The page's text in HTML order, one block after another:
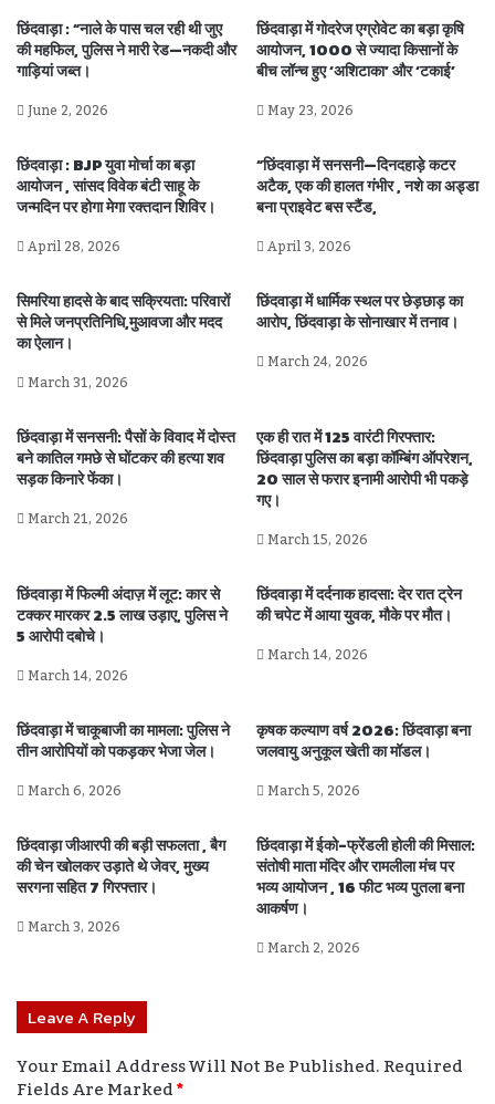
छिंदवाड़ा : “नाले के पास चल रही थी जुए
की महफिल, पुलिस ने मारी रेड—नकदी और
गाड़ियां जब्त।
June 2, 2026
छिंदवाड़ा में गोदरेज एग्रोवेट का बड़ा कृषि
आयोजन, 1000 से ज्यादा किसानों के
बीच लॉन्च हुए ‘अशिटाका’ और ‘टकाई’
May 23, 2026
छिंदवाड़ा : BJP युवा मोर्चा का बड़ा
आयोजन , सांसद विवेक बंटी साहू के
जन्मदिन पर होगा मेगा रक्तदान शिविर।
April 28, 2026
“छिंदवाड़ा में सनसनी—दिनदहाड़े कटर
अटैक, एक की हालत गंभीर , नशे का अड्डा
बना प्राइवेट बस स्टैंड,
April 3, 2026
सिमरिया हादसे के बाद सक्रियता: परिवारों
से मिले जनप्रतिनिधि,मुआवजा और मदद
का ऐलान।
March 31, 2026
छिंदवाड़ा में धार्मिक स्थल पर छेड़छाड़ का
आरोप, छिंदवाड़ा के सोनाखार में तनाव।
March 24, 2026
छिंदवाड़ा में सनसनी: पैसों के विवाद में दोस्त
बने कातिल गमछे से घोंटकर की हत्या शव
सड़क किनारे फेंका।
March 21, 2026
एक ही रात में 125 वारंटी गिरफ्तार:
छिंदवाड़ा पुलिस का बड़ा कॉम्बिंग ऑपरेशन,
20 साल से फरार इनामी आरोपी भी पकड़े
गए।
March 15, 2026
छिंदवाड़ा में फिल्मी अंदाज़ में लूट: कार से
टक्कर मारकर 2.5 लाख उड़ाए, पुलिस ने
5 आरोपी दबोचे।
March 14, 2026
छिंदवाड़ा में दर्दनाक हादसा: देर रात ट्रेन
की चपेट में आया युवक, मौके पर मौत।
March 14, 2026
छिंदवाड़ा में चाकूबाजी का मामला: पुलिस ने
तीन आरोपियों को पकड़कर भेजा जेल।
March 6, 2026
कृषक कल्याण वर्ष 2026: छिंदवाड़ा बना
जलवायु अनुकूल खेती का मॉडल।
March 5, 2026
छिंदवाड़ा जीआरपी की बड़ी सफलता , बैग
की चेन खोलकर उड़ाते थे जेवर, मुख्य
सरगना सहित 7 गिरफ्तार।
March 3, 2026
छिंदवाड़ा में ईको-फ्रेंडली होली की मिसाल:
संतोषी माता मंदिर और रामलीला मंच पर
भव्य आयोजन , 16 फीट भव्य पुतला बना
आकर्षण।
March 2, 2026
Leave A Reply
Your Email Address Will Not Be Published.Required
Fields Are Marked*